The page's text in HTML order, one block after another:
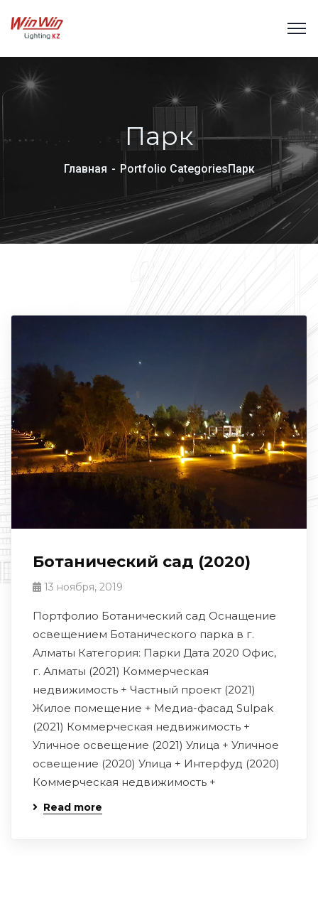
Парк
Главная Portfolio CategoriesПарк
Ботанический сад (2020)
13 ноября, 2019
Портфолио Ботанический сад Оснащение
освещением Ботанического парка в г.
Алматы Категория: Парки Дата 2020 Офис,
г. Алматы (2021) Коммерческая
недвижимость + Частный проект (2021)
Жилое помещение + Медиа-фасад Sulpak
(2021) Коммерческая недвижимость +
Уличное освещение (2021) Улица + Уличное
освещение (2020) Улица + Интерфуд (2020)
Коммерческая недвижимость +
Read more